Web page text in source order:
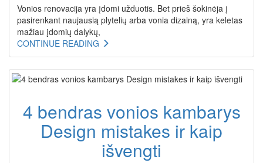
Vonios renovacija yra įdomi užduotis. Bet prieš šokinėja į
pasirenkant naujausią plytelių arba vonia dizainą, yra keletas
mažiau įdomių dalykų,
CONTINUE READING
4 bendras vonios kambarys
Design mistakes ir kaip
išvengti